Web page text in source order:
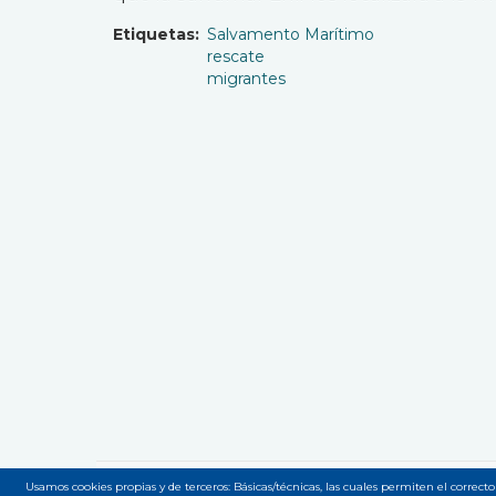
Etiquetas
Salvamento Marítimo
rescate
migrantes
Usamos cookies propias y de terceros: Básicas/técnicas, las cuales permiten el